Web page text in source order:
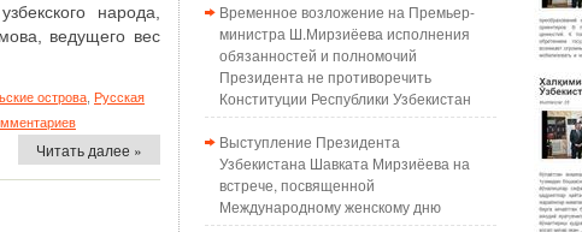
народа,
ведущего вес
острова Русская
Читать далее »
Временное возложение на Премьер-
министра Ш.Мирзиёева исполнения
обязанностей и полномочий
Президента не противоречить
Конституции Республики Узбекистан
Выступление Президента
Узбекистана Шавката Мирзиёева на
встрече, посвященной
Международному женскому дню